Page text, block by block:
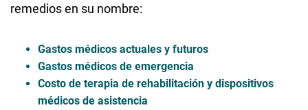
remedios en su nombre:
Gastos médicos actuales y futuros
Gastos médicos de emergencia
Costo de terapia de rehabilitación y dispositivos
médicos de asistencia